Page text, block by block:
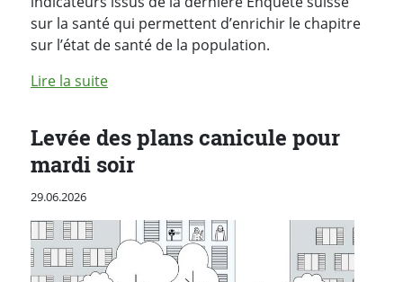
sur la santé qui permettent d’enrichir le chapitre
sur l’état de santé de la population.
Lire la suitede l'article "Chiffres-clés sur la santé et les
Levée des plans canicule pour
mardi soir
Publié le
29.06.2026